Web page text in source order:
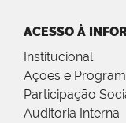
ACESSO À
Institucional
Ações e
Participação
Auditoria Interna